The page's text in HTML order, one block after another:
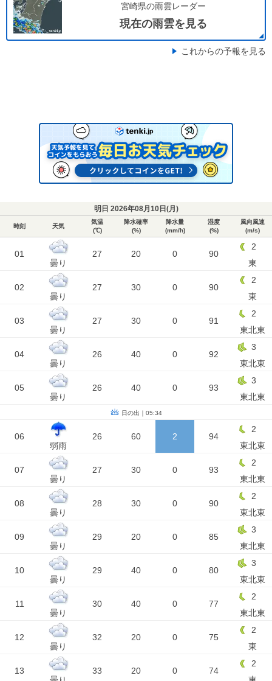
宮崎県の雨雲レーダー
現在の雨雲を見る
これからの予報を見る
明日 2026年08月10日(月 )
時刻 天気
気温
(℃)
降水確率
(%)
降水量
(mm/h)
湿度
(%)
風向風速
(m/s)
01
曇り
27 20 0 90
2
東
02
曇り
27 30 0 90
2
東
03
曇り
27 30 0 91
2
東北東
04
曇り
26 40 0 92
3
東北東
05
曇り
26 40 0 93
3
東北東
日の出｜05:34
06
弱雨
26 60 2 94
2
東北東
07
曇り
27 30 0 93
2
東北東
08
曇り
28 30 0 90
2
東北東
09
曇り
29 20 0 85
3
東北東
10
曇り
29 40 0 80
3
東北東
11
曇り
30 40 0 77
2
東北東
12
曇り
32 20 0 75
2
東
13
33 20 0 74
2